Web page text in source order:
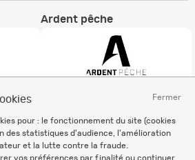
Fermer
pour : le fonctionnement du site (cookies
des statistiques d'audience, l'amélioration
et la lutte contre la fraude.
vos préférences par finalité ou continuer
Ardent pêche